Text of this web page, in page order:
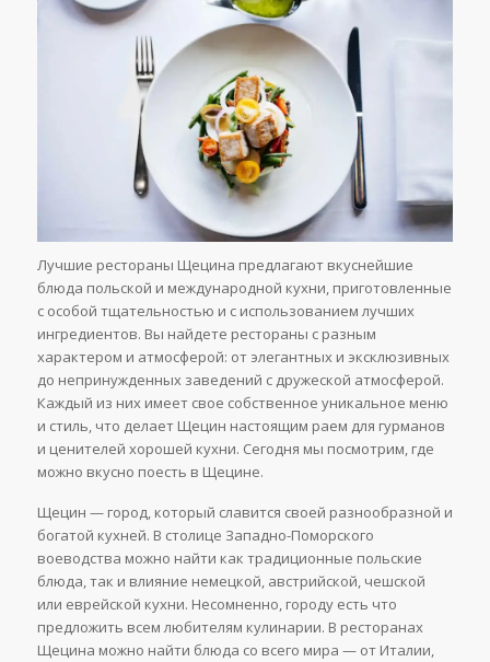
Лучшие рестораны Щецина предлагают вкуснейшие
блюда польской и международной кухни, приготовленные
с особой тщательностью и с использованием лучших
ингредиентов. Вы найдете рестораны с разным
характером и атмосферой: от элегантных и эксклюзивных
до непринужденных заведений с дружеской атмосферой.
Каждый из них имеет свое собственное уникальное меню
и стиль, что делает Щецин настоящим раем для гурманов
и ценителей хорошей кухни. Сегодня мы посмотрим, где
можно вкусно поесть в Щецине.
Щецин — город, который славится своей разнообразной и
богатой кухней. В столице Западно-Поморского
воеводства можно найти как традиционные польские
блюда, так и влияние немецкой, австрийской, чешской
или еврейской кухни. Несомненно, городу есть что
предложить всем любителям кулинарии. В ресторанах
Щецина можно найти блюда со всего мира — от Италии,